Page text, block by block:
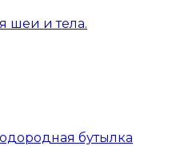
шеи и тела.
бутылка